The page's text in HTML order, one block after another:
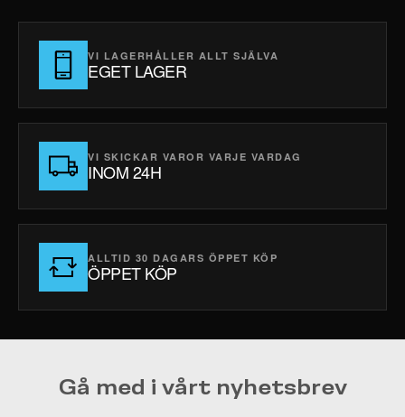
VI LAGERHÅLLER ALLT SJÄLVA
EGET LAGER
VI SKICKAR VAROR VARJE VARDAG
INOM 24H
ALLTID 30 DAGARS ÖPPET KÖP
ÖPPET KÖP
Gå med i vårt nyhetsbrev